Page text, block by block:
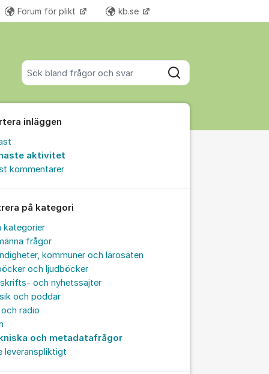
Sök bland alla inlägg
Sök
Forum för plikt kb.se Fler supportlänkar
inläggen
aktivitet
kommentarer
på kategori
kategorier
frågor
kommuner och lärosäten
och ljudböcker
och nyhetssajter
och poddar
radio
och metadatafrågor
leveranspliktigt